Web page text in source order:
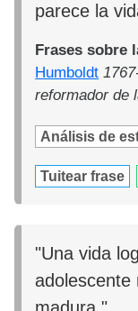
parece la
Frases sobre
Humboldt
reformador de
Análisis de
Tuitear frase
"Una vida
adolescente